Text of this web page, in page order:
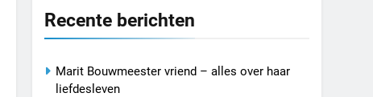
Recente berichten
Marit Bouwmeester vriend – alles over haar
liefdesleven